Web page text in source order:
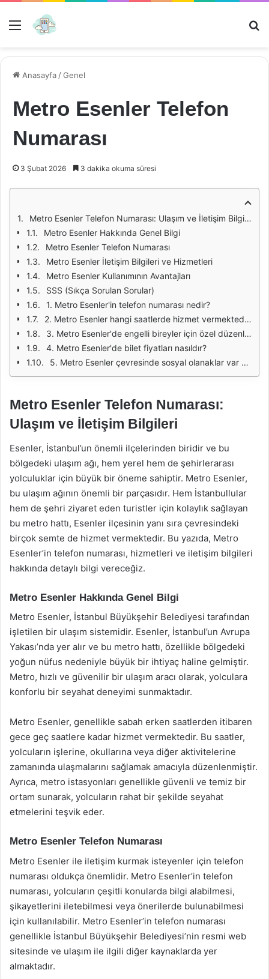
Menü
Anasayfa /Genel
Metro Esenler Telefon
Numarası
3 Şubat 2026 3 dakika okuma süresi
Metro Esenler Telefon Numarası: Ulaşım ve İletişim Bilgileri
Metro Esenler Hakkında Genel Bilgi
Metro Esenler Telefon Numarası
Metro Esenler İletişim Bilgileri ve Hizmetleri
Metro Esenler Kullanımının Avantajları
SSS (Sıkça Sorulan Sorular)
1. Metro Esenler'in telefon numarası nedir?
2. Metro Esenler hangi saatlerde hizmet vermektedir?
3. Metro Esenler'de engelli bireyler için özel düzenlemeler var mı?
4. Metro Esenler'de bilet fiyatları nasıldır?
5. Metro Esenler çevresinde sosyal olanaklar var mı?
Metro Esenler Telefon Numarası:
Ulaşım ve İletişim Bilgileri
Esenler, İstanbul’un önemli ilçelerinden biridir ve bu
bölgedeki ulaşım ağı, hem yerel hem de şehirlerarası
yolculuklar için büyük bir öneme sahiptir. Metro Esenler,
bu ulaşım ağının önemli bir parçasıdır. Hem İstanbullular
hem de şehri ziyaret eden turistler için kolaylık sağlayan
bu metro hattı, Esenler ilçesinin yanı sıra çevresindeki
birçok semte de hizmet vermektedir. Bu yazıda, Metro
Esenler’in telefon numarası, hizmetleri ve iletişim bilgileri
hakkında detaylı bilgi vereceğiz.
Metro Esenler Hakkında Genel Bilgi
Metro Esenler, İstanbul Büyükşehir Belediyesi tarafından
işletilen bir ulaşım sistemidir. Esenler, İstanbul’un Avrupa
Yakası’nda yer alır ve bu metro hattı, özellikle bölgedeki
yoğun nüfus nedeniyle büyük bir ihtiyaç haline gelmiştir.
Metro, hızlı ve güvenilir bir ulaşım aracı olarak, yolculara
konforlu bir seyahat deneyimi sunmaktadır.
Metro Esenler, genellikle sabah erken saatlerden itibaren
gece geç saatlere kadar hizmet vermektedir. Bu saatler,
yolcuların işlerine, okullarına veya diğer aktivitelerine
zamanında ulaşmalarını sağlamak amacıyla düzenlenmiştir.
Ayrıca, metro istasyonları genellikle güvenli ve temiz bir
ortam sunarak, yolcuların rahat bir şekilde seyahat
etmelerini teşvik eder.
Metro Esenler Telefon Numarası
Metro Esenler ile iletişim kurmak isteyenler için telefon
numarası oldukça önemlidir. Metro Esenler’in telefon
numarası, yolcuların çeşitli konularda bilgi alabilmesi,
şikayetlerini iletebilmesi veya önerilerde bulunabilmesi
için kullanılabilir. Metro Esenler’in telefon numarası
genellikle İstanbul Büyükşehir Belediyesi’nin resmi web
sitesinde ve ulaşım ile ilgili diğer kaynaklarda yer
almaktadır.